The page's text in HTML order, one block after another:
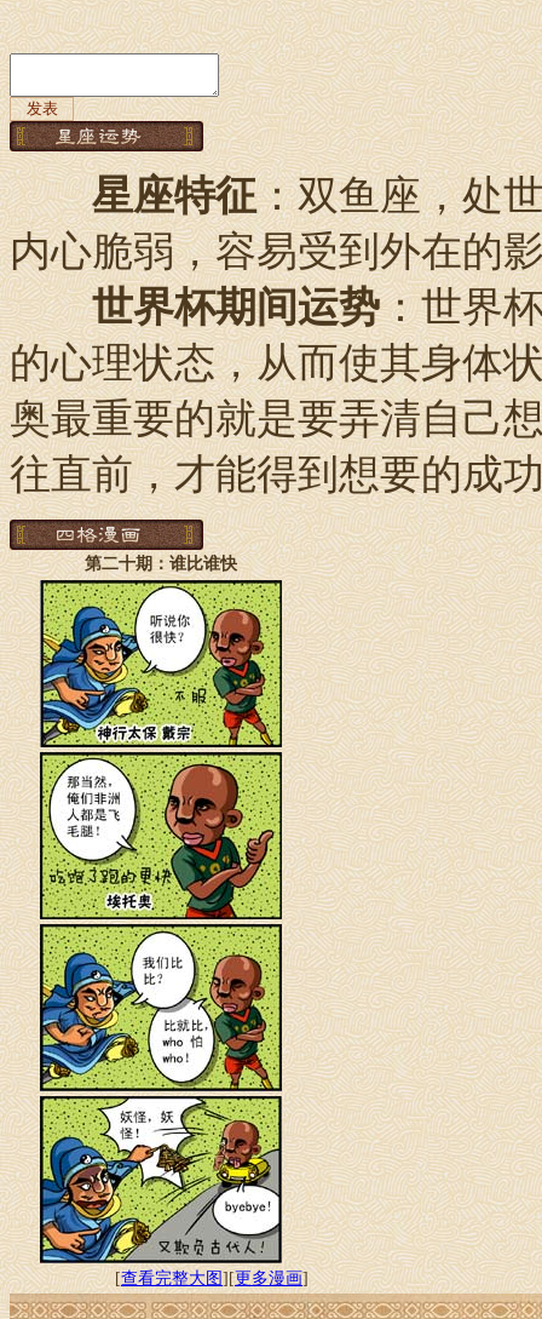
星座特征：双鱼座，处
内心脆弱，容易受到外在的
世界杯期间运势：世界
的心理状态，从而使其身体
奥最重要的就是要弄清自己
往直前，才能得到想要的
第二十期：谁比谁快
[查看完整大图 ][更多漫画]